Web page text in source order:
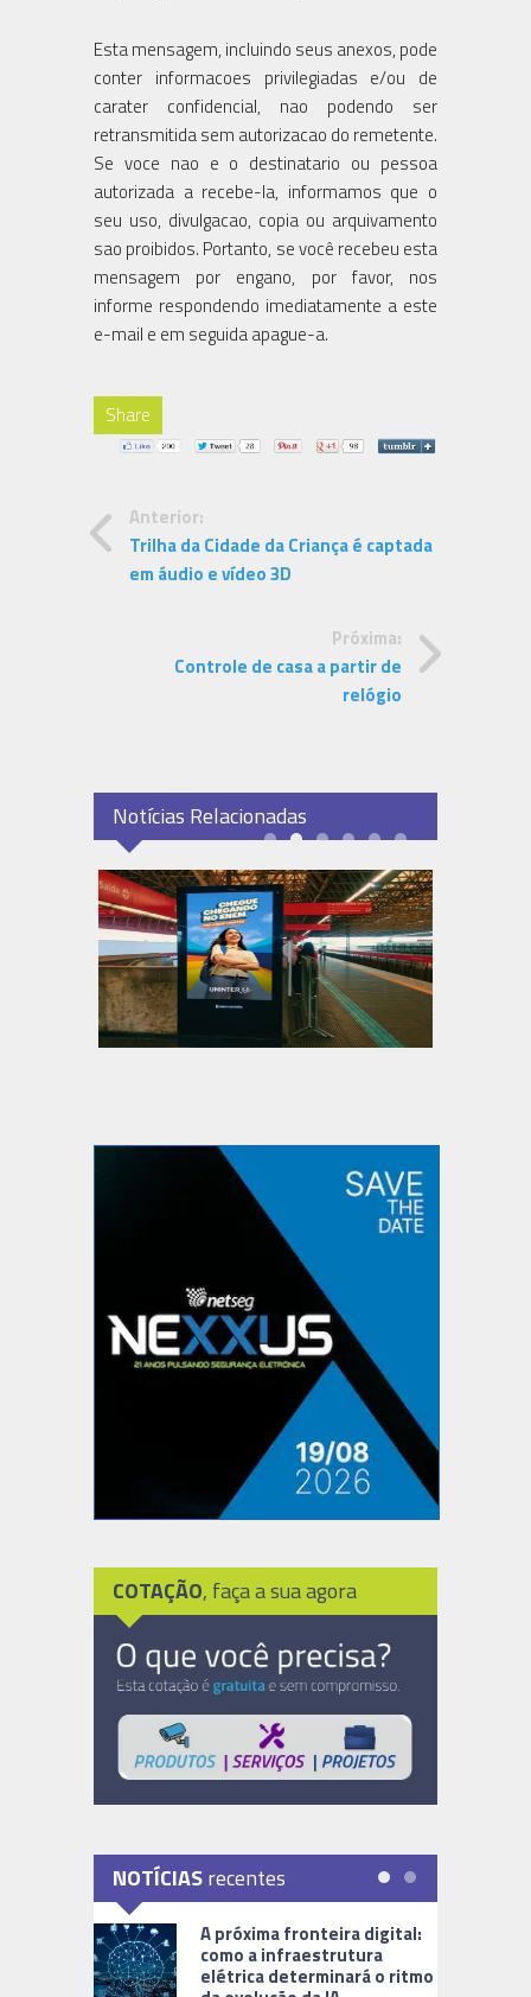
Esta mensagem, incluindo seus anexos, pode
conter informacoes privilegiadas e/ou de
carater confidencial, nao podendo ser
retransmitida sem autorizacao do remetente.
Se voce nao e o destinatario ou pessoa
autorizada a recebe-la, informamos que o
seu uso, divulgacao, copia ou arquivamento
sao proibidos. Portanto, se você recebeu esta
mensagem por engano, por favor, nos
informe respondendo imediatamente a este
e-mail e em seguida apague-a.
Share
Anterior:
Trilha da Cidade da Criança é captada
em áudio e vídeo 3D
Próxima:
Controle de casa a partir de
relógio
Notícias Relacionadas
COTAÇÃO, faça a sua agora
NOTÍCIASrecentes
A próxima fronteira digital:
como a infraestrutura
elétrica determinará o ritmo